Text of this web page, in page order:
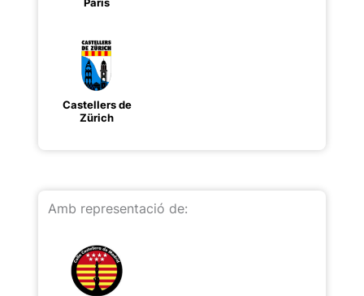
Castellers de
Zürich
Amb representació de: